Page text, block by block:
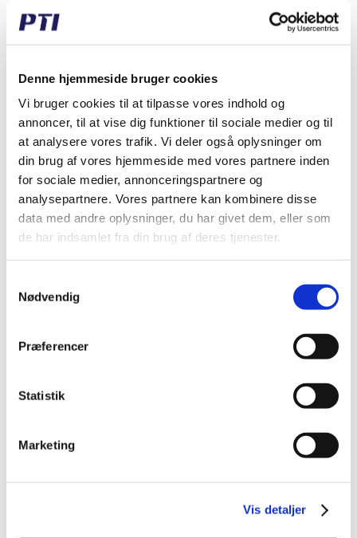
Denne hjemmeside bruger cookies
Vi bruger cookies til at tilpasse vores indhold og
annoncer, til at vise dig funktioner til sociale medier og til
at analysere vores trafik. Vi deler også oplysninger om
din brug af vores hjemmeside med vores partnere inden
for sociale medier, annonceringspartnere og
analysepartnere. Vores partnere kan kombinere disse
data med andre oplysninger, du har givet dem, eller som
de har indsamlet fra din brug af deres tjenester.
Nødvendig
Præferencer
Statistik
Marketing
Vis detaljer
16 B-1 HEAVY C
Samleled, dobbelt
forkrøblet - forstærke
1" x 17,02 mm, simplex
Fabrikat: PTI
DKK 0,00/
stk
inkl. moms
DKK 0,00 ekskl. moms
16 B-1 HEAVY E
Samleled m. feder -
forstærket
1" x 17,02 mm, simplex
Fabrikat: PTI
Standard salgspris DKK
DKK 24,65 /
DKK 19,72 ekskl. moms
Erhvervskunde? Husk at
Købt sammen med denne vare
Spar 71%